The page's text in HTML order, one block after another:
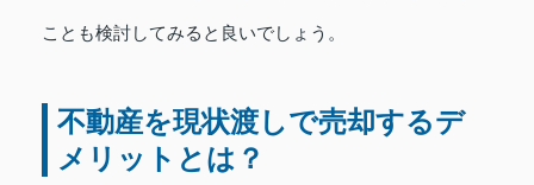
ことも検討してみると良いでしょう。
不動産を現状渡しで売却するデ
メリットとは？